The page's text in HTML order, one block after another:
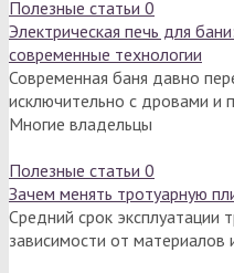
Полезные статьи 0
Электрическая печь для
современные технологии
Современная баня давно
исключительно с дровами и
Многие владельцы
Полезные статьи 0
Зачем менять тротуарную
Средний срок эксплуатации
зависимости от материалов